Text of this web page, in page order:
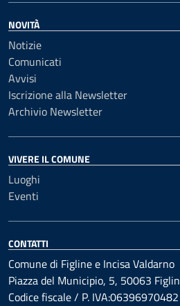
NOVITÀ
Notizie
Comunicati
Avvisi
Iscrizione alla Newsletter
Archivio Newsletter
VIVERE IL COMUNE
Luoghi
Eventi
CONTATTI
Comune di Figline e Incisa Valdarno
Piazza del Municipio, 5, 50063
Codice fiscale / P. IVA:06396970482